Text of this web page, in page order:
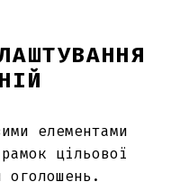
елементами
цільової
оголошень.